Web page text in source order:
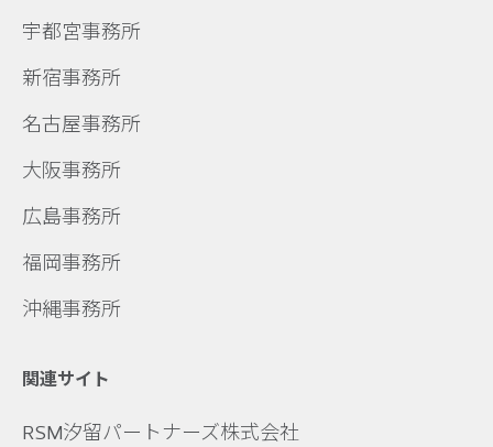
宇都宮事務所
新宿事務所
名古屋事務所
大阪事務所
広島事務所
福岡事務所
沖縄事務所
関連サイト
RSM汐留パートナーズ株式会社